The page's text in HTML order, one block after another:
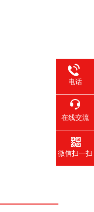
电话
在线交流
微信扫一扫